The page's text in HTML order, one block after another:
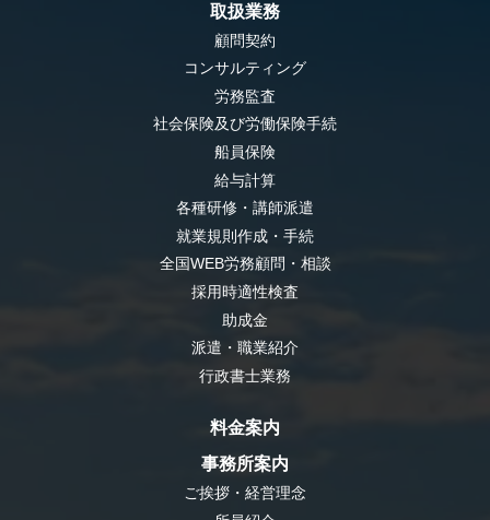
取扱業務
顧問契約
コンサルティング
労務監査
社会保険及び労働保険手続
船員保険
給与計算
各種研修・講師派遣
就業規則作成・手続
全国WEB労務顧問・相談
採用時適性検査
助成金
派遣・職業紹介
行政書士業務
料金案内
事務所案内
ご挨拶・経営理念